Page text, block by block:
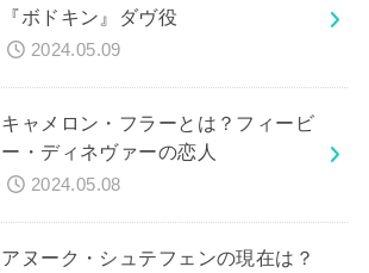
『ボドキン』ダヴ役
2024.05.09
キャメロン・フラーとは？フィービ
ー・ディネヴァーの恋人
2024.05.08
アヌーク・シュテフェンの現在は？